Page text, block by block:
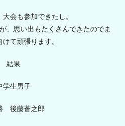
会も参加できたし。
、思い出もたくさんできたのでま
て頑張ります。
結果
学生男子
後藤蒼之郎